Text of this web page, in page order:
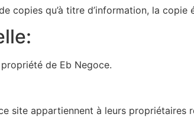
copies qu’à titre d’information, la copie
de Eb Negoce.
site appartiennent à leurs